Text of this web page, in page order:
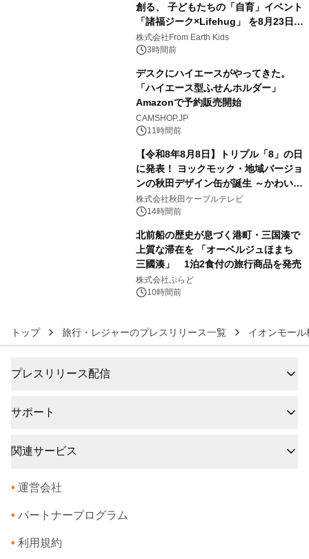
創る、 子どもたちの「自育」イベント
「諸福ジーク×Lifehug」 を8月23日
(日)開催
株式会社From Earth Kids
3時間前
デスクにハイエースがやってきた。
「ハイエース型ふせんホルダー」
Amazonで予約販売開始
CAMSHOP.JP
11時間前
【令和8年8月8日】トリプル「8」の日
に発表！ ヨックモック・地域バージョ
ンの秋田デザイン缶が誕生 ～かわいい
秋田犬の子犬と秋田の四季と名所を巡
るパッケージ～ 9月1日(火)秋田県内で
株式会社秋田ケーブルテレビ
14時間前
北前船の歴史が息づく港町・三国湊で
上質な滞在を 「オーベルジュほまち
三國湊」 1泊2食付の旅行商品を発売
株式会社ぷらど
10時間前
トップ 旅行・レジャーのプレスリリース一覧 イオンモール
プレスリリース配信
サポート
関連サービス
• 運営会社
• パートナープログラム
• 利用規約